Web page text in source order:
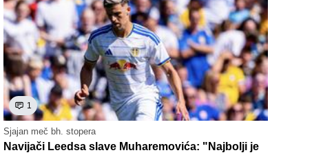
1
Sjajan meč bh. stopera
Navijači Leedsa slave Muharemovića: "Najbolji je